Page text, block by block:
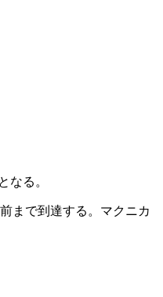
なる。
まで到達する。マクニカ